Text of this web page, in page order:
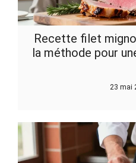
Recette filet
la méthode pour
23 mai